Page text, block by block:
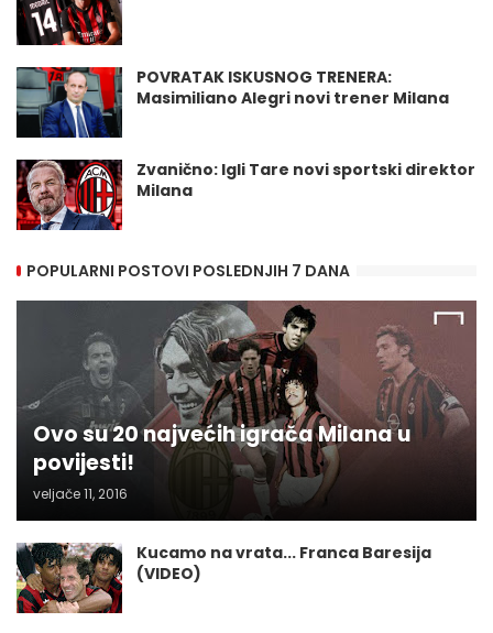
POVRATAK ISKUSNOG TRENERA:
Masimiliano Alegri novi trener Milana
Zvanično: Igli Tare novi sportski direktor
Milana
POPULARNI POSTOVI POSLEDNJIH 7 DANA
Ovo su 20 najvećih igrača Milana u
povijesti!
veljače 11, 2016
Kucamo na vrata... Franca Baresija
(VIDEO)